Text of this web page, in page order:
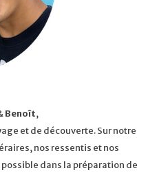
Benoît,
et de découverte. Sur notre
nos ressentis et nos
dans la préparation de